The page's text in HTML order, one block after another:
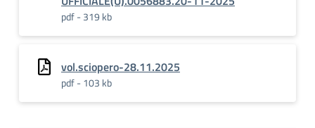
pdf - 319 kb
vol.sciopero-28.11.2025
pdf - 103 kb